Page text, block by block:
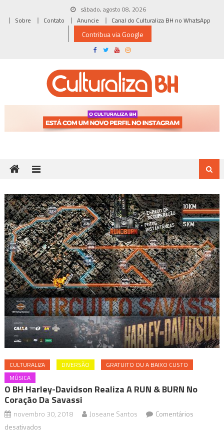
sábado, agosto 08, 2026
Sobre
Contato Anuncie Canal do Culturaliza BH no WhatsApp
Contribua via Google
CULTURALIZA DIVERSÃO
GRATUITO OU A BAIXO CUSTO
MÚSICA
O BH Harley-Davidson Realiza A RUN & BURN No
Coração Da Savassi
novembro 30, 2018 Joseane Santos
Comentários
desativadosem